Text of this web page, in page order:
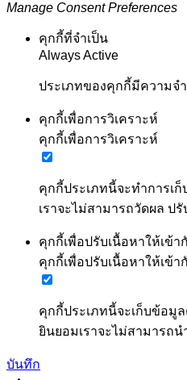
Manage Consent Preferences
คุกกี้ที่จำเป็น
Always Active
ประเภทของคุกกี้มีความจ
คุกกี้เพื่อการวิเคราะห์
คุกกี้เพื่อการวิเคราะห์
คุกกี้ประเภทนี้จะทำการเ
เราจะไม่สามารถวัดผล ป
คุกกี้เพื่อปรับเนื้อหาให้เข้า
คุกกี้เพื่อปรับเนื้อหาให้เข้า
คุกกี้ประเภทนี้จะเก็บข้อมู
ยินยอมเราจะไม่สามารถ
บันทึก